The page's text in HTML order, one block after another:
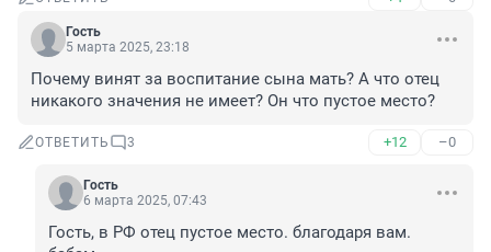
Гость
5 марта 2025, 23:18
Почему винят за воспитание сына мать? А что отец
никакого значения не имеет? Он что пустое место?
ОТВЕТИТЬ 3 +12 –0
Гость
6 марта 2025, 07:43
Гость, в РФ отец пустое место. благодаря вам.